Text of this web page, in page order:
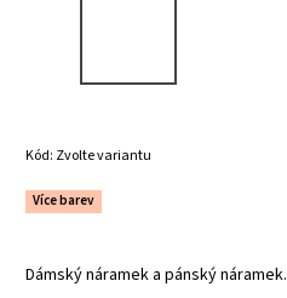
Kód: Zvolte variantu
Více barev
Dámský náramek a pánský náramek.